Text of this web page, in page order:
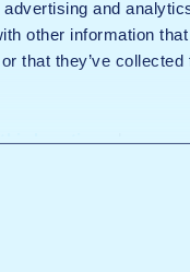
and
other information that
that they’ve
in
is voor veel mensen